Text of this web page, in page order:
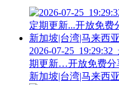
2026-07-
期更新…开放免费分
新加坡|台湾|马来西